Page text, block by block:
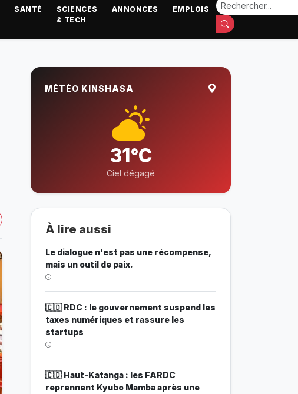
SANTÉ
SCIENCES
& TECH
ANNONCES EMPLOIS
MÉTÉO KINSHASA
31°C
Ciel dégagé
À lire aussi
Le dialogue n'est pas une récompense,
mais un outil de paix.
🇨🇩 RDC : le gouvernement suspend les
taxes numériques et rassure les
startups
🇨🇩 Haut-Katanga : les FARDC
reprennent Kyubo Mamba après une